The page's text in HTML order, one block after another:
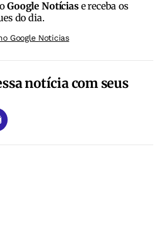
Google Notíciase receba os
do dia.
Google Noticias
notícia com seus